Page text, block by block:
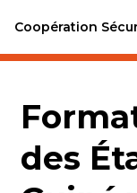
Coopération
des